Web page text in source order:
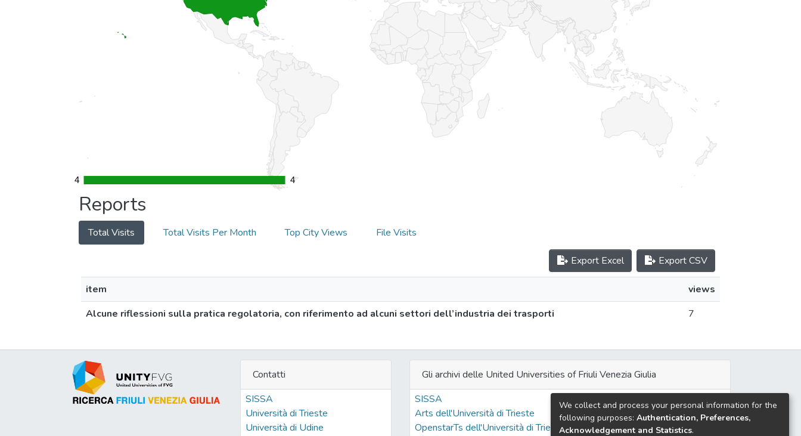
4
4 4
4
Reports
Total Visits Total Visits Per Month Top City Views File Visits
Export Excel Export CSV
item
views
Alcune riflessioni sulla pratica regolatoria, con riferimento ad alcuni settori dell’industria dei trasporti
7
Contatti
SISSA
Università di Trieste
Università di Udine
Gli archivi delle United Universities of Friuli Venezia Giulia
SISSA
Arts dell'Università di Trieste
OpenstarTs dell'Università di Trieste
We collect and process your personal information for the
following purposes: Authentication, Preferences,
Acknowledgement and Statistics.